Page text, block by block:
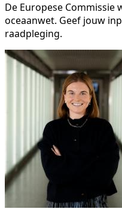
De Europese Commissie
oceaanwet. Geef jouw
raadpleging.